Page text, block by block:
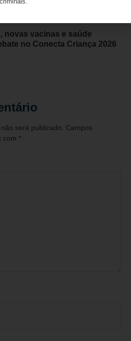
novas vacinas e saúde
no Conecta Criança 2026
será publicado.
Campos
com *